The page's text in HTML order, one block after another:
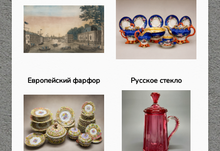
Европейский фарфор Русское стекло